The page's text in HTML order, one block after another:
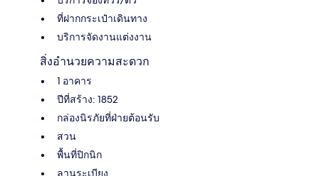
ที่ฝากกระเป๋าเดินทาง
บริการจัดงานแต่งงาน
สิ่งอำนวยความสะดวก
1 อาคาร
ปีที่สร้าง: 1852
กล่องนิรภัยที่ฝ่ายต้อนรับ
สวน
พื้นที่ปิกนิก
ลานระเบียง